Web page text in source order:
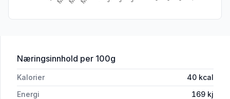
Næringsinnhold for 'Betasuppe 112g Toro'
per 100g
Kalorier 40 kcal
Energi
169 kj